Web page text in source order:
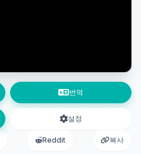
번역
설정
Reddit 복사